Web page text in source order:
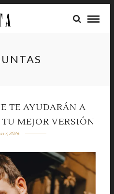
TE AYUDARÁN A
MEJOR VERSIÓN
7, 2026